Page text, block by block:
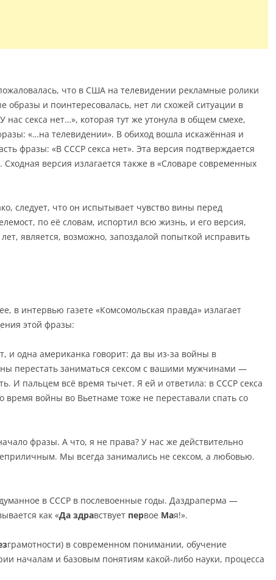
что в США на телевидении рекламные ролики
образы и поинтересовалась, нет ли схожей ситуации в
нас секса нет…», которая тут же утонула в общем смехе,
«…на телевидении». В обиход вошла искажённая и
фразы: «В СССР секса нет». Эта версия подтверждается
Сходная версия излагается также в «Словаре современных
следует, что он испытывает чувство вины перед
по её словам, испортил всю жизнь, и его версия,
является, возможно, запоздалой попыткой исправить
в интервью газете «Комсомольская правда» излагает
этой фразы:
и одна американка говорит: да вы из-за войны в
перестать заниматься сексом с вашими мужчинами —
И пальцем всё время тычет. Я ей и ответила: в СССР секса
время войны во Вьетнаме тоже не переставали спать со
фразы. А что, я не права? У нас же действительно
Мы всегда занимались не сексом, а любовью.
в СССР в послевоенные годы. Даздраперма —
как «Да здравствует первое Мая!».
грамотности) в современном понимании, обучение
началам и базовым понятиям какой-либо науки, процесса